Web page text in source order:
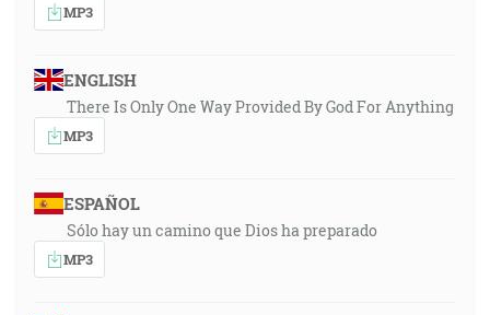
MP3
ENGLISH
There Is Only One Way Provided By God For Anything
MP3
ESPAÑOL
Sólo hay un camino que Dios ha preparado
MP3